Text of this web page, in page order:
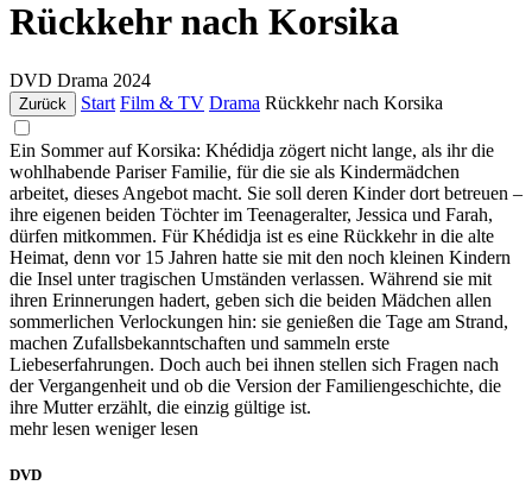
Rückkehr nach Korsika
DVD Drama 2024
Zurück Start Film & TV Drama Rückkehr nach Korsika
Ein Sommer auf Korsika: Khédidja zögert nicht lange, als ihr die
wohlhabende Pariser Familie, für die sie als Kindermädchen
arbeitet, dieses Angebot macht. Sie soll deren Kinder dort betreuen –
ihre eigenen beiden Töchter im Teenageralter, Jessica und Farah,
dürfen mitkommen. Für Khédidja ist es eine Rückkehr in die alte
Heimat, denn vor 15 Jahren hatte sie mit den noch kleinen Kindern
die Insel unter tragischen Umständen verlassen. Während sie mit
ihren Erinnerungen hadert, geben sich die beiden Mädchen allen
sommerlichen Verlockungen hin: sie genießen die Tage am Strand,
machen Zufallsbekanntschaften und sammeln erste
Liebeserfahrungen. Doch auch bei ihnen stellen sich Fragen nach
der Vergangenheit und ob die Version der Familiengeschichte, die
ihre Mutter erzählt, die einzig gültige ist.
mehr lesen weniger lesen
DVD